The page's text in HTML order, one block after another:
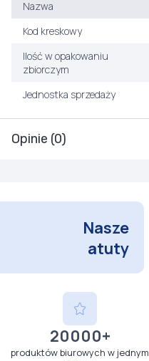
Opinie (0)
Nazwa
Kod kreskowy
Ilość w opakowaniu
zbiorczym
Jednostka sprzedaży
Nasze
atuty
20000+
produktów biurowych w jednym